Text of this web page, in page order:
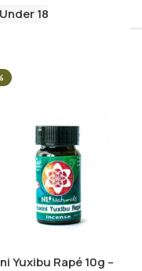
18
Yuxibu Rapé 10g –